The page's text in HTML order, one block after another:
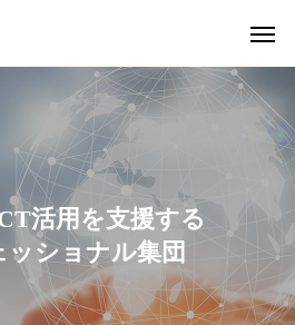
活用を支援する
ッショナル集団